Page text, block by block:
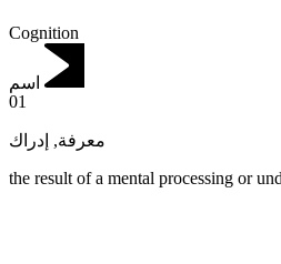
Cognition
اسم
01
معرفة, إدراك
the result of a mental processing or